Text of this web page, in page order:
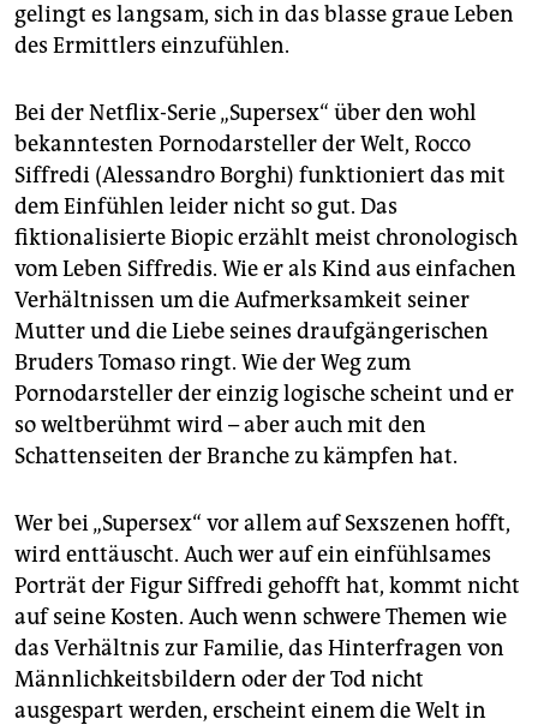
gelingt es langsam, sich in das blasse graue Leben
des Ermittlers einzufühlen.
Bei der Netflix-Serie „Supersex“ über den wohl
bekanntesten Pornodarsteller der Welt, Rocco
Siffredi (Alessandro Borghi) funktioniert das mit
dem Einfühlen leider nicht so gut. Das
fiktionalisierte Biopic erzählt meist chronologisch
vom Leben Siffredis. Wie er als Kind aus einfachen
Verhältnissen um die Aufmerksamkeit seiner
Mutter und die Liebe seines draufgängerischen
Bruders Tomaso ringt. Wie der Weg zum
Pornodarsteller der einzig logische scheint und er
so weltberühmt wird – aber auch mit den
Schattenseiten der Branche zu kämpfen hat.
Wer bei „Supersex“ vor allem auf Sexszenen hofft,
wird enttäuscht. Auch wer auf ein einfühlsames
Porträt der Figur Siffredi gehofft hat, kommt nicht
auf seine Kosten. Auch wenn schwere Themen wie
das Verhältnis zur Familie, das Hinterfragen von
Männlichkeitsbildern oder der Tod nicht
ausgespart werden, erscheint einem die Welt in